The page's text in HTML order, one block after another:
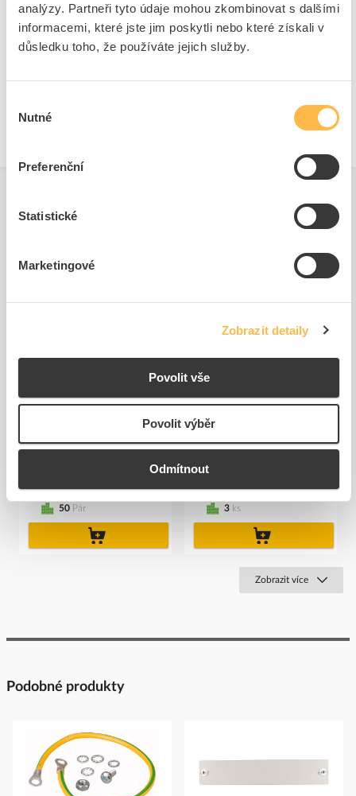
analýzy. Partneři tyto údaje mohou zkombinovat s dalšími
informacemi, které jste jim poskytli nebo které získali v
důsledku toho, že používáte jejich služby.
souhlasu
Nutné
Preferenční
Statistické
Marketingové
Zobrazit detaily
Povolit vše
Povolit výběr
Odmítnout
E-mail:EatonCareCZ@eaton.com
https://www.eaton.com/cz/cs-cz.html
Ke stažení
Technické dokumenty
upevňovací vodivá
10.052.602
Cena s DPH
50 Pár
SO100/S-4 podstavce
(1ks=1pár)
Kód ELFETEX 10.512.588
Cena s DPH
626,02 Kč/ks
3 ks
Zobrazit více
Podobné produkty